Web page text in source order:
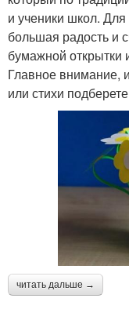
и ученики школ.
большая радость и
бумажной открытки
Главное внимание,
или стихи
читать дальше →